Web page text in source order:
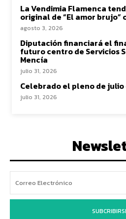
La Vendimia Flamenca
original de “El amor brujo”
agosto 3, 2026
Diputación financiará el
futuro centro de Servicios
Mencía
julio 31, 2026
Celebrado el pleno de
julio 31, 2026